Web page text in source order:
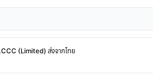
(Limited) ส่งจากไทย